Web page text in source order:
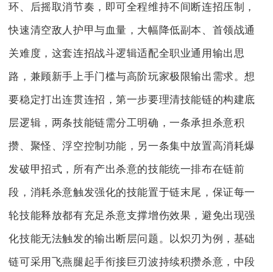
环、后摇取消节奏，即可全程维持不间断连招压制，
快速清空敌人护甲与血量，大幅降低副本、首领战通
关难度，这套连招战斗逻辑适配全职业通用输出思
路，兼顾新手上手门槛与高阶玩家极限输出需求。想
要稳定打出连贯连招，第一步要理清技能链的构建底
层逻辑，两条技能链需分工明确，一条承担杀意积
攒、聚怪、浮空控制功能，另一条集中放置高消耗爆
发破甲招式，所有产出杀意的技能统一排布在链前
段，消耗杀意触发强化的技能置于链末尾，保证每一
轮技能释放都有充足杀意支撑增伤效果，避免出现强
化技能无法触发的输出断层问题。以炽刃为例，基础
链可采用飞燕腿起手衔接巨刃波持续积攒杀意，中段